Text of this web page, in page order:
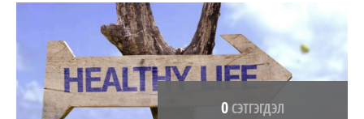
0СЭТГЭГДЭЛ